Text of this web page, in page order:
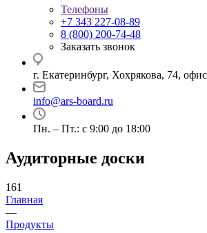
Телефоны
+7 343 227-08-89
8 (800) 200-74-48
Заказать звонок
г. Екатеринбург, Хохрякова, 74,
info@ars-board.ru
Пн. – Пт.: с 9:00 до 18:00
Аудиторные доски
161
Главная
—
Продукты